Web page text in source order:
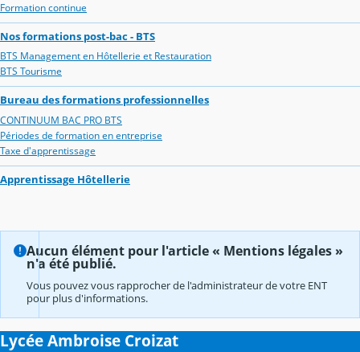
Formation continue
Nos formations post-bac - BTS
BTS Management en Hôtellerie et Restauration
BTS Tourisme
Bureau des formations professionnelles
CONTINUUM BAC PRO BTS
Périodes de formation en entreprise
Taxe d'apprentissage
Apprentissage Hôtellerie
Aucun élément pour l'article « Mentions légales »
n'a été publié.
Vous pouvez vous rapprocher de l'administrateur de votre ENT
pour plus d'informations.
Lycée Ambroise Croizat